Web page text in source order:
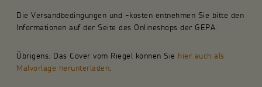
Die Versandbedingungen und -kosten entnehmen Sie bitte den
Informationen auf der Seite des Onlineshops der GEPA.
Übrigens: Das Cover vom Riegel können Sie hier auch als
Malvorlage herunterladen.